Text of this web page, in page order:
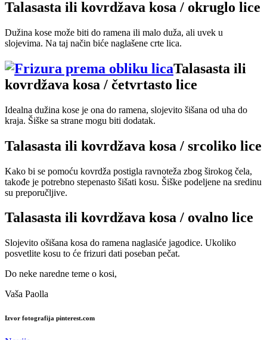
Talasasta ili kovrdžava kosa / okruglo lice
Dužina kose može biti do ramena ili malo duža, ali uvek u
slojevima. Na taj način biće naglašene crte lica.
Talasasta ili
kovrdžava kosa / četvrtasto lice
Idealna dužina kose je ona do ramena, slojevito šišana od uha do
kraja. Šiške sa strane mogu biti dodatak.
Talasasta ili kovrdžava kosa / srcoliko lice
Kako bi se pomoću kovrdža postigla ravnoteža zbog širokog čela,
takođe je potrebno stepenasto šišati kosu. Šiške podeljene na sredinu
su preporučljive.
Talasasta ili kovrdžava kosa / ovalno lice
Slojevito ošišana kosa do ramena naglasiće jagodice. Ukoliko
posvetlite kosu to će frizuri dati poseban pečat.
Do neke naredne teme o kosi,
Vaša Paolla
Izvor fotografija pinterest.com